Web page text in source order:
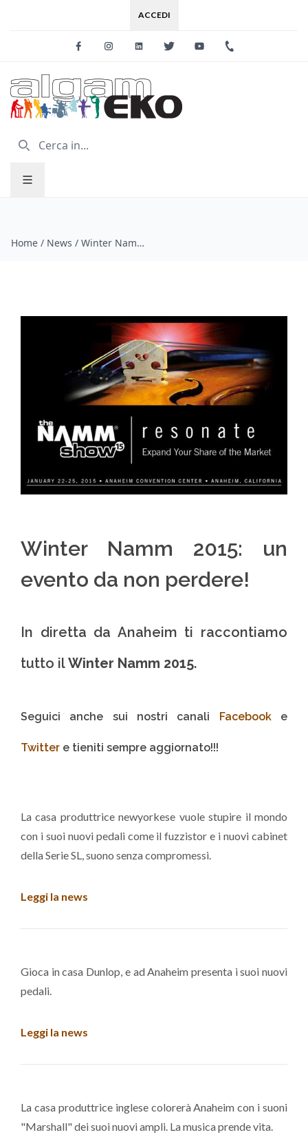
ACCEDI
FacebookInstagramLinkedinTwitter Youtube
Home / News / Winter Namm 2015: un evento da non perdere!
Winter Namm 2015: un
evento da non perdere!
In diretta da Anaheim ti raccontiamo
tutto ilWinter Namm 2015.
Seguici anche sui nostri canali Facebooke
Twitter e tieniti sempre aggiornato!!!
La casa produttrice newyorkese vuole stupire il mondo
con i suoi nuovi pedali come il fuzzistor e i nuovi cabinet
della Serie SL, suono senza compromessi.
Leggi la news
Gioca in casa Dunlop, e ad Anaheim presenta i suoi nuovi
pedali.
Leggi la news
La casa produttrice inglese colorerà Anaheim con i suoni
"Marshall" dei suoi nuovi ampli. La musica prende vita.